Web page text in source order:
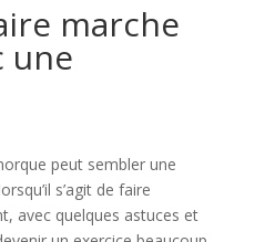
marche
une
peut sembler une
s’agit de faire
avec quelques astuces et